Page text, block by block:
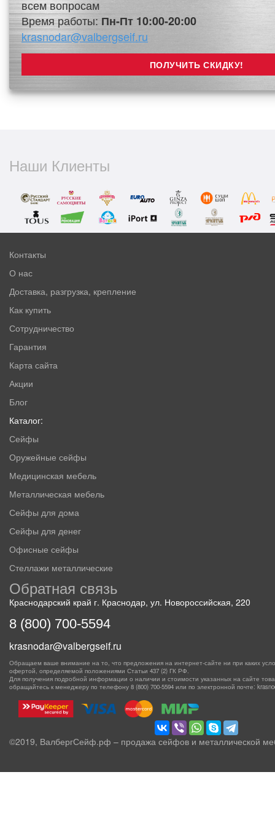
всем вопросам
Время работы: Пн-Пт 10:00-20:00
krasnodar@valbergseif.ru
Наши Клиенты
Контакты
О нас
Доставка, разгрузка, крепление
Как купить
Сотрудничество
Гарантия
Карта сайта
Акции
Блог
Каталог:
Сейфы
Оружейные сейфы
Медицинская мебель
Металлическая мебель
Сейфы для дома
Сейфы для денег
Офисные сейфы
Стеллажи металлические
Обратная связь
Краснодарский край г. Краснодар, ул. Новороссийская, 220
8 (800) 700-5594
krasnodar@valbergseif.ru
Обращаем ваше внимание на то, что предложения на интернет-сайте ни при каких
офертой, определяемой положениями Статьи 437 (2) ГК РФ.
Для получения подробной информации о наличии и стоимости указанных на сайте
обращайтесь к менеджеру по телефону 8 (800) 700-5594 или по электронной почте:
©2019, ВалбергСейф.рф – продажа сейфов и металлической